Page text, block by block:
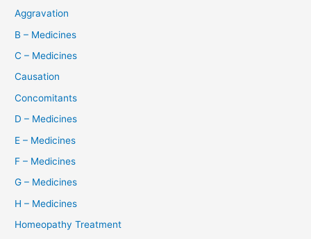
Aggravation
B – Medicines
C – Medicines
Causation
Concomitants
D – Medicines
E – Medicines
F – Medicines
G – Medicines
H – Medicines
Homeopathy Treatment